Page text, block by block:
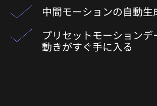
中間モーションの自動生
プリセットモーションデ
動きがすぐ手に入る​